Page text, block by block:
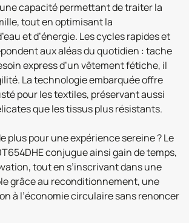
capacité permettant de traiter la
tout en optimisant la
et d’énergie. Les cycles rapides et
aux aléas du quotidien : tache
express d’un vêtement fétiche, il
La technologie embarquée offre
pour les textiles, préservant aussi
que les tissus plus résistants.
plus pour une expérience sereine ? Le
conjugue ainsi gain de temps,
tout en s’inscrivant dans une
grâce au reconditionnement, une
à l’économie circulaire sans renoncer